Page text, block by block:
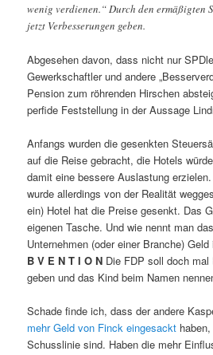
wenig verdienen.“ Durch den ermäßigten
jetzt Verbesserungen geben.
Abgesehen davon, dass nicht nur
Gewerkschaftler und andere
Pension zum röhrenden Hirschen
perfide Feststellung in der Aussage
Anfangs wurden die gesenkten
auf die Reise gebracht, die Hotels
damit eine bessere Auslastung
wurde allerdings von der Realität
ein) Hotel hat die Preise gesenkt. Das
eigenen Tasche. Und wie nennt man
Unternehmen (oder einer Branche)
B V E N T I O N Die FDP soll doch
geben und das Kind beim Namen
Schade finde ich, dass der andere
mehr Geld von Finck eingesackt
Schusslinie sind. Haben die mehr